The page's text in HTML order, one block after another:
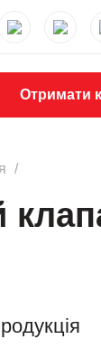
Отримати